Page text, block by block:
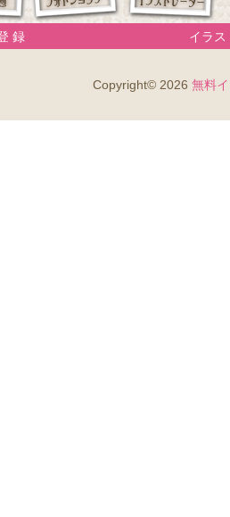
登 録 イラス
Copyright© 2026 無料